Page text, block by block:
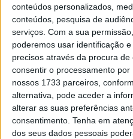
conteúdos personalizados,
conteúdos, pesquisa de
serviços. Com a sua
poderemos usar identificação
precisos através da procura
consentir o processamento
nossos 1733 parceiros,
alternativa, pode aceder a
alterar as suas preferências
consentimento. Tenha em
dos seus dados pessoais
Por isso percebemos que
também uma 125cc,
Jet 14, a qual a partir do
em versão refrigerada a ar
dos seus acabamentos.